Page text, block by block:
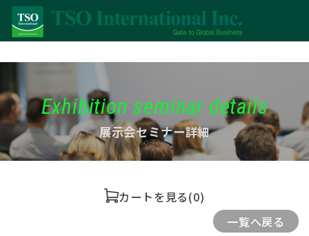
Exhibition seminar details
展示会セミナー詳細
カートを見る(0)
一覧へ戻る